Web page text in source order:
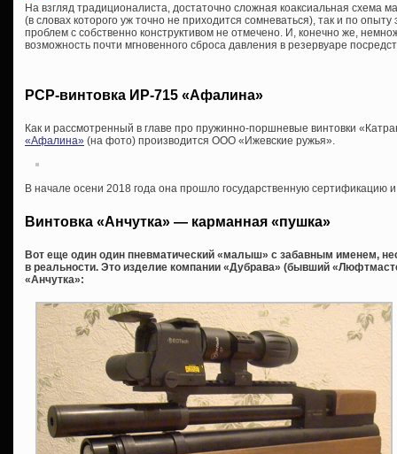
На взгляд традиционалиста, достаточно сложная коаксиальная схема
(в словах которого уж точно не приходится сомневаться), так и по
проблем с собственно конструктивом не отмечено. И, конечно же,
возможность почти мгновенного сброса давления в резервуаре
PCP-винтовка ИР-715 «Афалина»
Как и рассмотренный в главе про пружинно-поршневые винтовки
«Афалина» (на фото) производится ООО «Ижевские ружья».
В начале осени 2018 года она прошло государственную сертификацию
Винтовка «Анчутка» — карманная «пушка»
Вот еще один один пневматический «малыш» с забавным именем,
в реальности. Это изделие компании «Дубрава» (бывший
«Анчутка»: